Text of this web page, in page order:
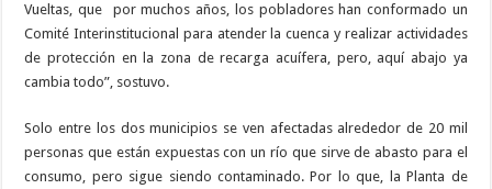
Vueltas, que
por muchos años, los pobladores han conformado un
Comité Interinstitucional para atender la cuenca y realizar actividades
de protección en la zona de recarga acuífera, pero, aquí abajo ya
cambia todo”, sostuvo.
Solo entre los dos municipios se ven afectadas alrededor de 20 mil
personas que están expuestas con un río que sirve de abasto para el
consumo, pero sigue siendo contaminado. Por lo que, la Planta de